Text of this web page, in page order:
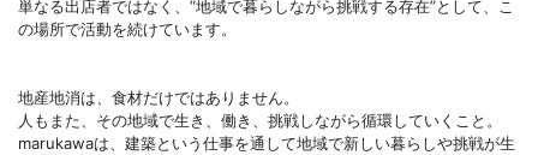
単なる出店者ではなく、“地域で暮らしながら挑戦する存在”として、こ
の場所で活動を続けています。
地産地消は、食材だけではありません。
人もまた、その地域で生き、働き、挑戦しながら循環していくこと。
marukawaは、建築という仕事を通して地域で新しい暮らしや挑戦が生